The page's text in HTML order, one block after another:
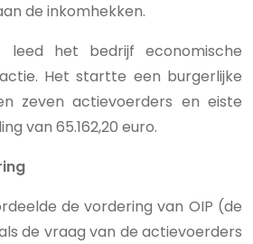
de inkomhekken.
leed het bedrijf economische
Het startte een burgerlijke
zeven actievoerders en eiste
van 65.162,20 euro.
de vordering van OIP (de
de vraag van de actievoerders